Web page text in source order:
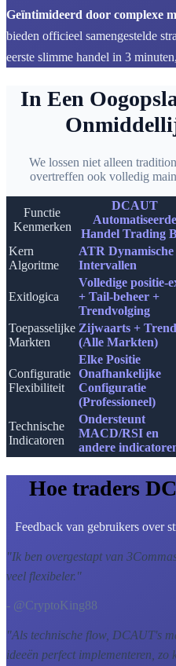
Geïntimideerd door complexe
bieden officieel samengestelde
eerste slimme handel in 3
In Een
We lossen niet alleen
overtreffen ook volledig
Functie
Kenmerken
DCAUT
Automatiseerde
Handel Trading
Kern
Algoritme
ATR Dynamische
Intervallen
Exitlogica
Volledige positie-
+ Tail-beheer +
Trendvolging
Toepasselijke
Markten
Zijwaarts + Trend
(Alle Markten)
Configuratie
Flexibiliteit
Elke Positie
Onafhankelijke
Configuratie
(Professioneel)
Technische
Indicatoren
Ondersteunt
MACD/RSI en
andere
Hoe traders
Feedback van gebruikers over
"Ik ben overgestapt van
veel flexibeler."
- @CryptoKing88
"Als technische flow, DCAUT's
ideeën perfect implementeren, zo